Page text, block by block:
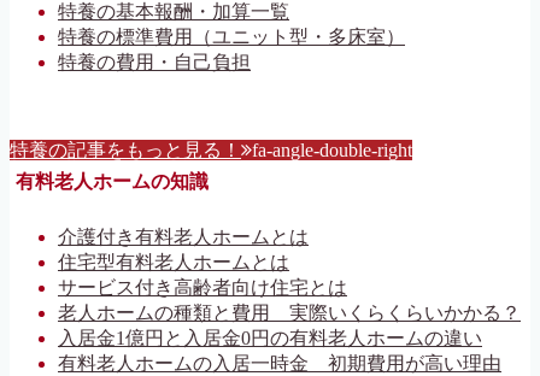
特養の基本報酬・加算一覧
特養の標準費用（ユニット型・多床室）
特養の費用・自己負担
特養の記事をもっと見る！ fa-angle-double-right
有料老人ホームの知識
介護付き有料老人ホームとは
住宅型有料老人ホームとは
サービス付き高齢者向け住宅とは
老人ホームの種類と費用 実際いくらくらいかかる？
入居金1億円と入居金0円の有料老人ホームの違い
有料老人ホームの入居一時金 初期費用が高い理由